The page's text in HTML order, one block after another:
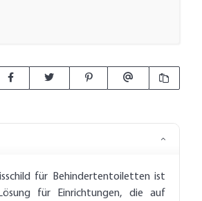
für Behindertentoiletten ist
für Einrichtungen, die auf